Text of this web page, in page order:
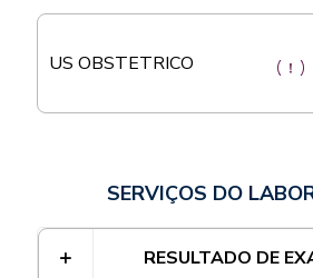
US OBSTETRICO
SERVIÇOS DO
RESULTADO DE